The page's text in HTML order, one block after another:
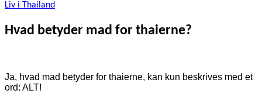
Liv i Thailand
Hvad betyder mad for thaierne?
Ja, hvad mad betyder for thaierne, kan kun beskrives med et
ord: ALT!